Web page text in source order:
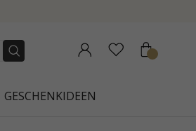
GESCHENKIDEEN